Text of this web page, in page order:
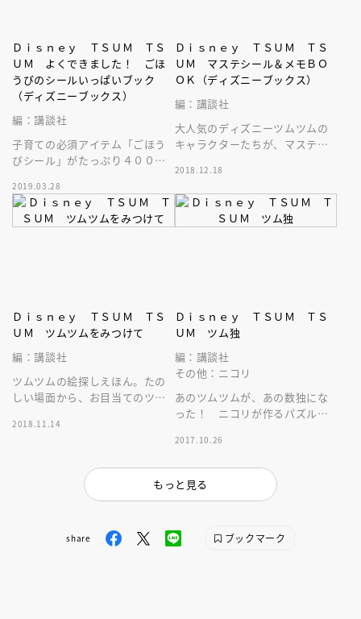
Ｄｉｓｎｅｙ ＴＳＵＭ ＴＳ
ＵＭ よくできました！ ごほ
うびのシールいっぱいブック
（ディズニーブックス）
編：講談社
子育ての必須アイテム「ごほう
びシール」がたっぷり４００
シールがお子さまのやる気を引
き出します！
2019.03.28
Ｄｉｓｎｅｙ ＴＳＵＭ ＴＳ
ＵＭ マステシール＆メモＢＯ
ＯＫ（ディズニーブックス）
編：講談社
大人気のディズニーツムツムの
キャラクターたちが、マステシ
わいいメモもついてます！
2018.12.18
Ｄｉｓｎｅｙ ＴＳＵＭ ＴＳ
ＵＭ ツムツムをみつけて
編：講談社
ツムツムの絵探しえほん。たの
しい場面から、お目当てのツム
オールカラー４２ページ！
2018.11.14
Ｄｉｓｎｅｙ ＴＳＵＭ ＴＳ
ＵＭ ツム独
編：講談社
その他：ニコリ
あのツムツムが、あの数独にな
った！ ニコリが作るパズル
もしろくてかわいくて、ついハ
2017.10.26
もっと見る
share ブックマーク